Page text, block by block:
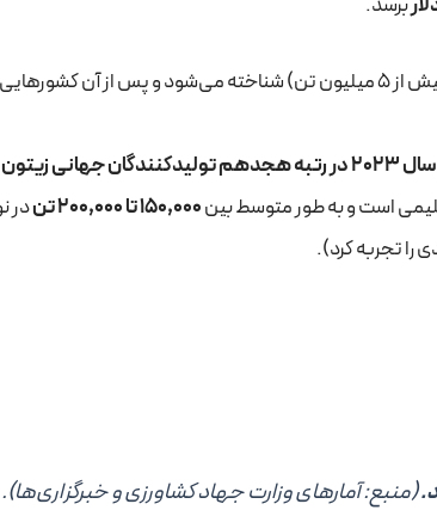
اسپانیا با اختلاف، به عنوان غول تولید زیتون (بیش از 5 میلیون تن) شناخته می‌شود و پس از آن
ایران در سال 2023 در رتبه هجدهم تولیدکنندگان جهانی
است و به طور متوسط بین150,000 تا 200,000 تن
در
(منبع: آمارهای وزارت جهاد کشاورزی و خبرگزاری‌ها).